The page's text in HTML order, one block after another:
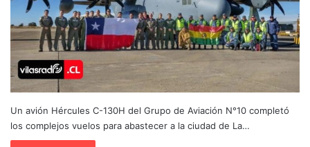
Un avión Hércules C-130H del Grupo de Aviación N°10 completó
los complejos vuelos para abastecer a la ciudad de La…